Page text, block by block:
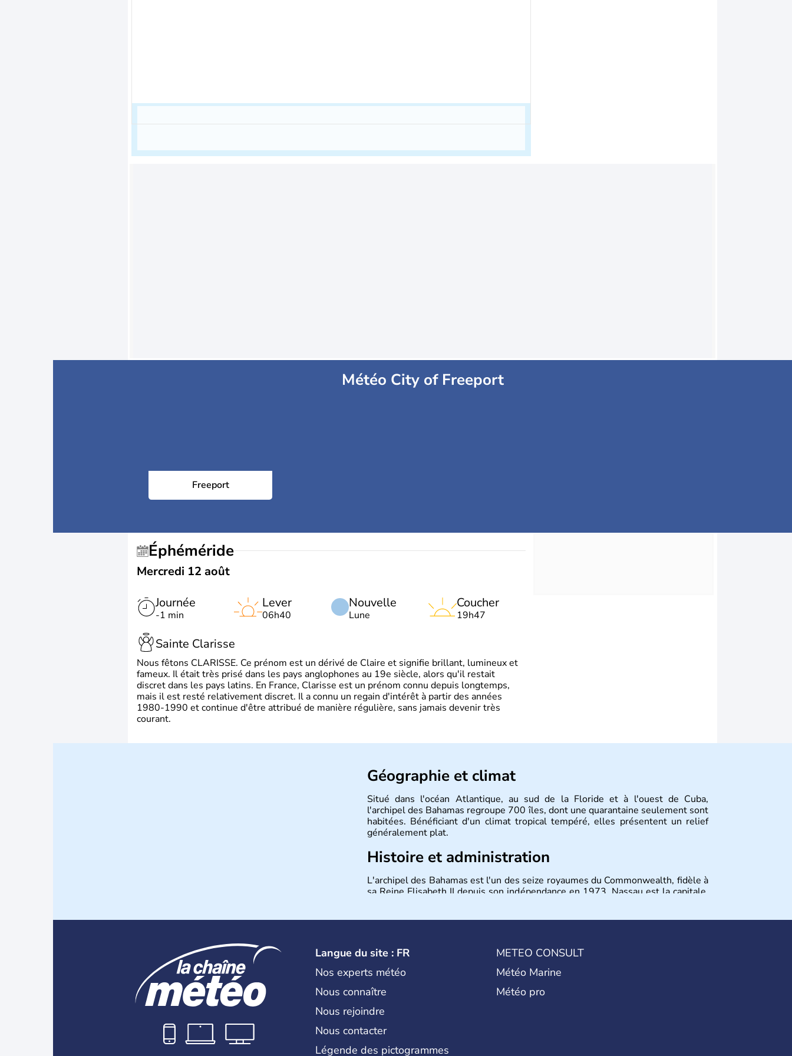
Météo City of Freeport
Freeport
Éphéméride
Mercredi 12 août
Journée
-1 min
Nouvelle
Lune
Lever
06h40
Coucher
19h47
Sainte Clarisse
Nous fêtons CLARISSE. Ce prénom est un dérivé de Claire et signifie brillant, lumineux et
fameux. Il était très prisé dans les pays anglophones au 19e siècle, alors qu'il restait
discret dans les pays latins. En France, Clarisse est un prénom connu depuis longtemps,
mais il est resté relativement discret. Il a connu un regain d'intérêt à partir des années
1980-1990 et continue d'être attribué de manière régulière, sans jamais devenir très
courant.
Géographie et climat
Situé dans l'océan Atlantique, au sud de la Floride et à l'ouest de Cuba,
l'archipel des Bahamas regroupe 700 îles, dont une quarantaine seulement sont
habitées. Bénéficiant d'un climat tropical tempéré, elles présentent un relief
généralement plat.
Histoire et administration
L'archipel des Bahamas est l'un des seize royaumes du Commonwealth, fidèle à
sa Reine Elisabeth II depuis son indépendance en 1973. Nassau est la capitale.
colonial.
Langue du site : FR
Nos experts météo
Nous connaître
Nous rejoindre
Nous contacter
Légende des pictogrammes
METEO CONSULT
Météo Marine
Météo pro